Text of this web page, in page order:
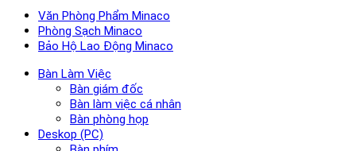
Văn Phòng Phẩm Minaco
Phòng Sạch Minaco
Bảo Hộ Lao Động Minaco
Bàn Làm Việc
Bàn giám đốc
Bàn làm việc cá nhân
Bàn phòng họp
Deskop (PC)